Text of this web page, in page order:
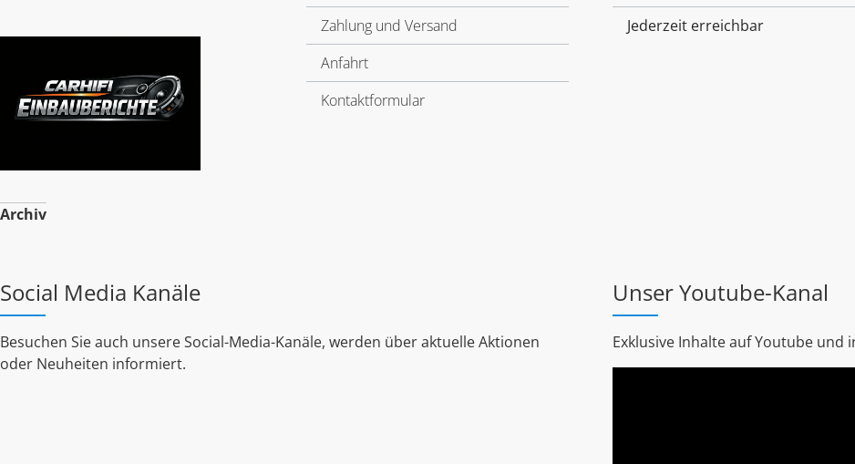
Archiv
Zahlung und Versand
Anfahrt
Kontaktformular
Jederzeit erreichbar
Social Media Kanäle
Besuchen Sie auch unsere Social-Media-Kanäle, werden über aktuelle Aktionen
oder Neuheiten informiert.
Unser Youtube-Kanal
Exklusive Inhalte auf Youtube und